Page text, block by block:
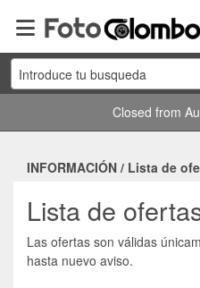
Introduce tu busqueda
Closed from
INFORMACIÓN / Lista de
Lista de
Las ofertas son válidas
hasta nuevo aviso.